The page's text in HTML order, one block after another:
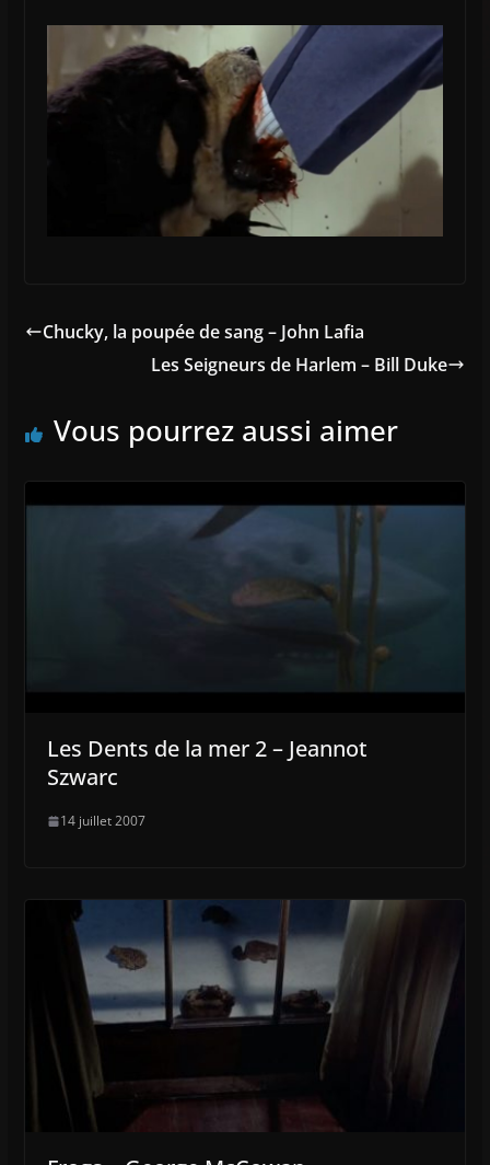
Chucky, la poupée de sang – John Lafia
Les Seigneurs de Harlem – Bill Duke
Vous pourrez aussi aimer
Les Dents de la mer 2 – Jeannot
Szwarc
14 juillet 2007